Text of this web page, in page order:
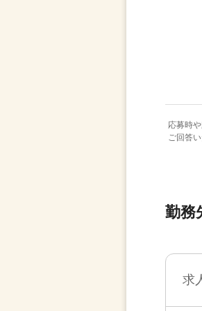
応募時
ご回答
勤務
求